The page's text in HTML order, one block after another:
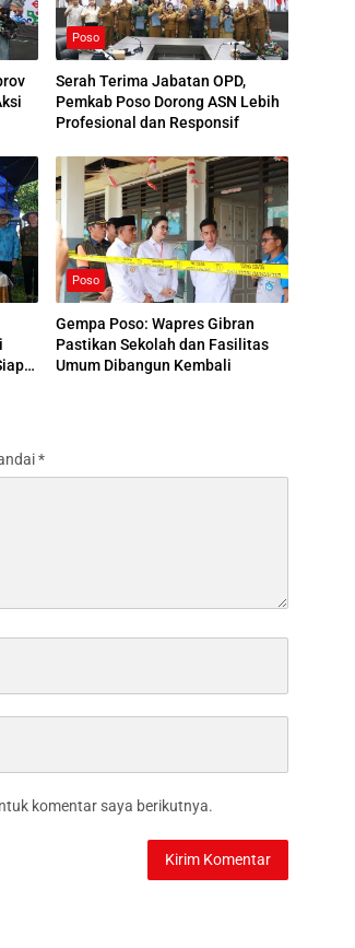
Poso
Serah Terima Jabatan OPD,
Pemkab Poso Dorong ASN Lebih
Profesional dan Responsif
Poso
Gempa Poso: Wapres Gibran
Pastikan Sekolah dan Fasilitas
Umum Dibangun Kembali
*
komentar saya berikutnya.